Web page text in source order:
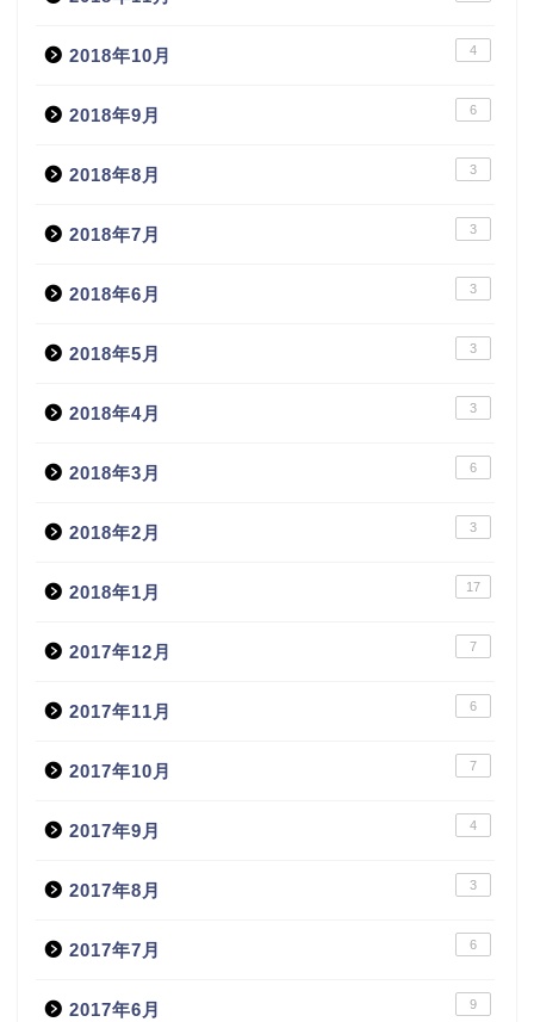
2018年10月 4
2018年9月 6
2018年8月 3
2018年7月 3
2018年6月 3
2018年5月 3
2018年4月 3
2018年3月 6
2018年2月 3
2018年1月 17
2017年12月 7
2017年11月 6
2017年10月 7
2017年9月 4
2017年8月 3
2017年7月 6
2017年6月 9